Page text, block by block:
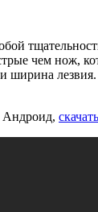
чем нож,
ширина
Андроид,